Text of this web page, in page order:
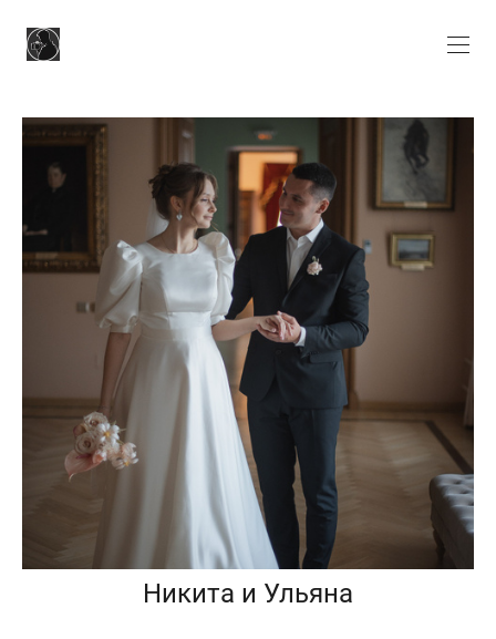
Никита и Ульяна